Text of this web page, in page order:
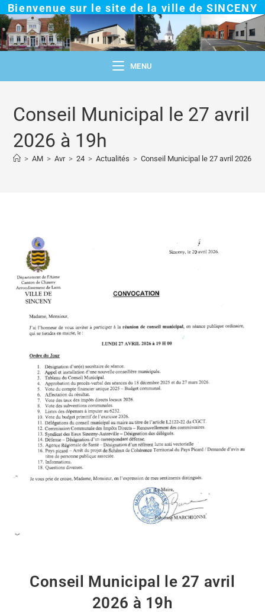
Bienvenue sur le site de la ville de SINCENY
MENU
Conseil Municipal le 27 avril
2026 à 19h
> AM > Avr > 24 > Actualités > Conseil Municipal le 27 avril 2026 à
Conseil Municipal le 27 avril
2026 à 19h